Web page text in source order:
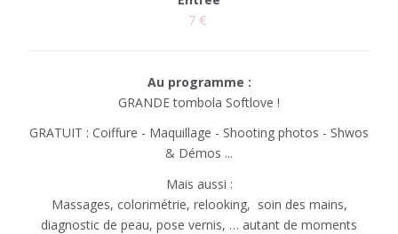
7 €
Au programme :
GRANDE tombola Softlove !
GRATUIT : Coiffure - Maquillage - Shooting photos - Shwos
& Démos ...
Mais aussi :
Massages, colorimétrie, relooking, soin des mains,
diagnostic de peau, pose vernis, … autant de moments